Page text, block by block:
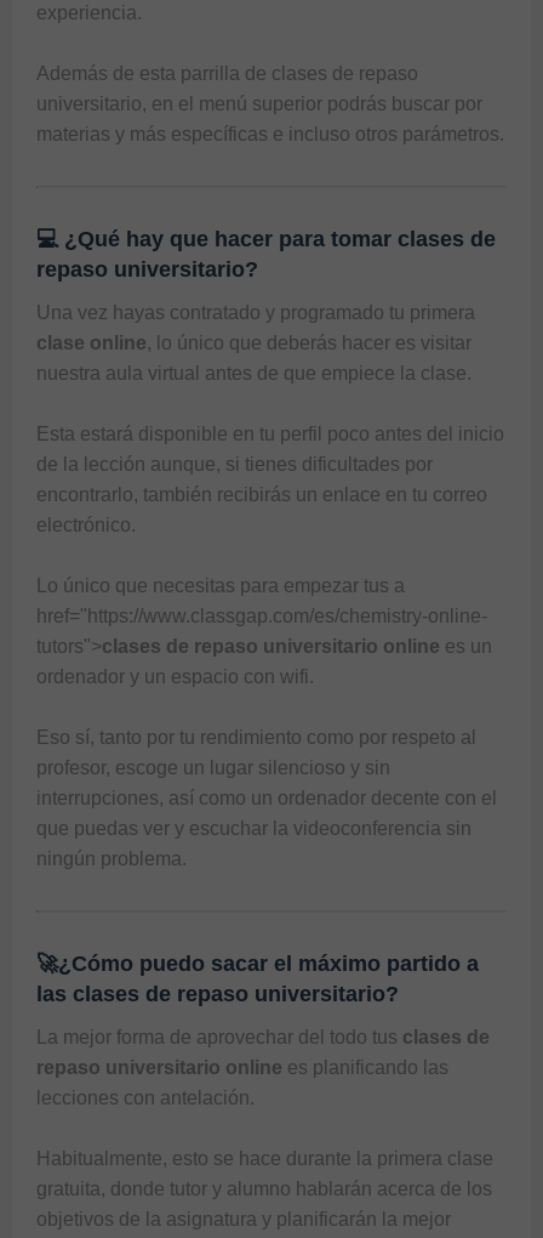
experiencia.
Además de esta parrilla de clases de repaso
universitario, en el menú superior podrás buscar por
💻 ¿Qué hay que hacer para tomar clases de
repaso universitario?
clase online, lo único que deberás hacer es visitar
nuestra aula virtual antes de que empiece la clase.
Esta estará disponible en tu perfil poco antes del inicio
de la lección aunque, si tienes dificultades por
encontrarlo, también recibirás un enlace en tu correo
electrónico.
Lo único que necesitas para empezar tus a
href="https://www.classgap.com/es/chemistry-online-
tutors">clases de repaso universitario online es un
ordenador y un espacio con wifi.
Eso sí, tanto por tu rendimiento como por respeto al
profesor, escoge un lugar silencioso y sin
interrupciones, así como un ordenador decente con el
que puedas ver y escuchar la videoconferencia sin
ningún problema.
🚀¿Cómo puedo sacar el máximo partido a
las clases de repaso universitario?
La mejor forma de aprovechar del todo tus clases de
repaso universitario online es planificando las
lecciones con antelación.
Habitualmente, esto se hace durante la primera clase
gratuita, donde tutor y alumno hablarán acerca de los
objetivos de la asignatura y planificarán la mejor